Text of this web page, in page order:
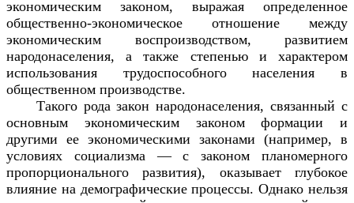
экономическим законом, выражая определенное
общественно-экономическое отношение между
экономическим воспроизводством, развитием
народонаселения, а также степенью и характером
использования трудоспособного населения в
общественном производстве.
Такого рода закон народонаселения, связанный с
основным экономическим законом формации и
другими ее экономическими законами (например, в
условиях социализма — с законом планомерного
пропорционального развития), оказывает глубокое
влияние на демографические процессы. Однако нельзя